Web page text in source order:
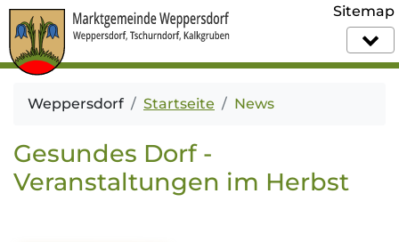
Sitemap
Weppersdorf Startseite News
Gesundes Dorf -
Veranstaltungen im Herbst